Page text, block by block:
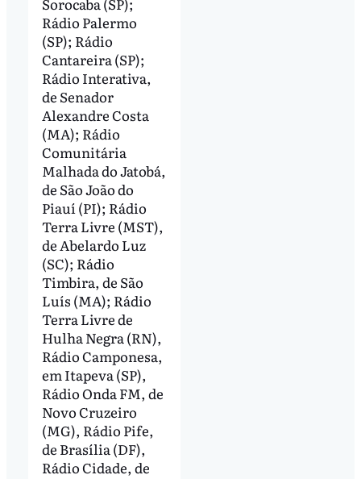
Rádio Palermo
(SP); Rádio
Cantareira (SP);
Rádio Interativa,
de Senador
Alexandre Costa
(MA); Rádio
Comunitária
Malhada do Jatobá,
de São João do
Piauí (PI); Rádio
Terra Livre (MST),
de Abelardo Luz
(SC); Rádio
Timbira, de São
Luís (MA); Rádio
Terra Livre de
Hulha Negra (RN),
Rádio Camponesa,
em Itapeva (SP),
Rádio Onda FM, de
Novo Cruzeiro
(MG), Rádio Pife,
de Brasília (DF),
Rádio Cidade, de